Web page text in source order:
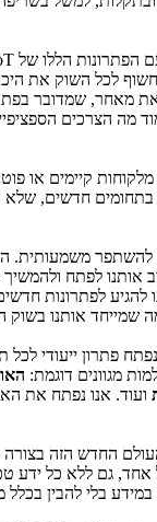
הפתרונות הללו של
לכל השוק את
זאת מאחר, שמדובר
מה הצרכים
מלקוחות קיימים או
חדשים, שלא
להשתפר משמעותית.
אותנו לפתח
להגיע לפתרונות
שמייחד אותנו בשוק
פתרון ייעודי לכל
מגוונים דוגמת:
ועוד. אנו נפתח את
החדש הזה בצורה
גם ללא כל ידע
בלי להבין בכלל